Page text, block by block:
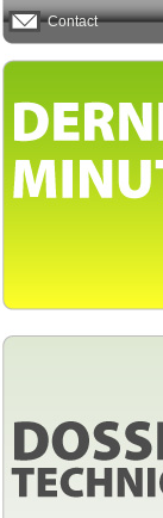
Contact